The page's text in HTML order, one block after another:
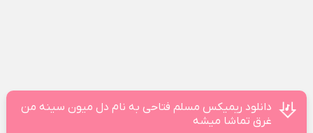
دانلود ریمیکس مسلم فتاحی به نام دل ﻣﻴﻮن ﺳﻴﻨﻪ ﻣﻦ
ﻏﺮق ﺗﻤﺎﺷﺎ ﻣﻴﺸﻪ